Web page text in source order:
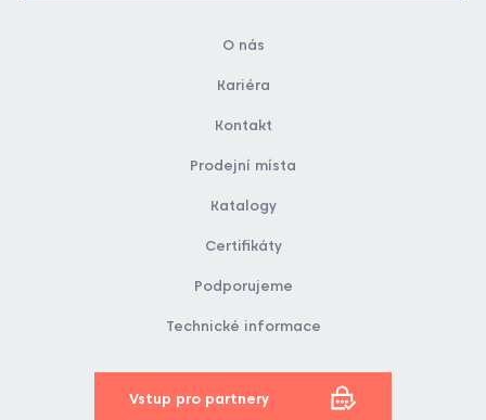
O nás
Kariéra
Kontakt
Prodejní místa
Katalogy
Certifikáty
Podporujeme
Technické informace
Vstup pro partnery